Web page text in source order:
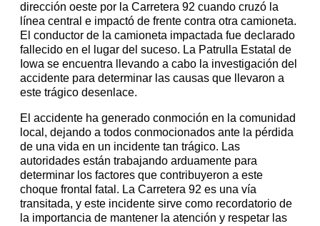
dirección oeste por la Carretera 92 cuando cruzó la
línea central e impactó de frente contra otra camioneta.
El conductor de la camioneta impactada fue declarado
fallecido en el lugar del suceso. La Patrulla Estatal de
Iowa se encuentra llevando a cabo la investigación del
accidente para determinar las causas que llevaron a
este trágico desenlace.
El accidente ha generado conmoción en la comunidad
local, dejando a todos conmocionados ante la pérdida
de una vida en un incidente tan trágico. Las
autoridades están trabajando arduamente para
determinar los factores que contribuyeron a este
choque frontal fatal. La Carretera 92 es una vía
transitada, y este incidente sirve como recordatorio de
la importancia de mantener la atención y respetar las